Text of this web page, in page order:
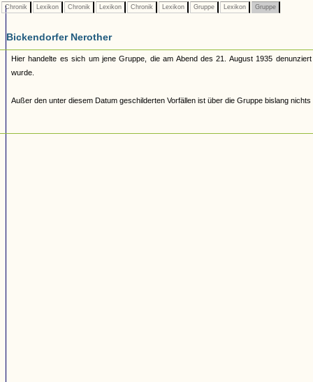
Chronik Lexikon Chronik Lexikon Chronik Lexikon Gruppe Lexikon Gruppe
Bickendorfer Nerother
Hier handelte es sich um jene Gruppe, die am Abend des 21. August 1935
wurde.
Außer den unter diesem Datum geschilderten Vorfällen ist über die Gruppe bislang nichts